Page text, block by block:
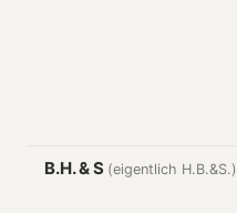
B.H. & S (eigentlich H.B.&S.)